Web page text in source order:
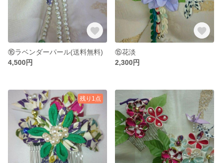
⑯ラベンダーパール(送料無料)
4,500円
⑮花淡
2,300円
残り1点